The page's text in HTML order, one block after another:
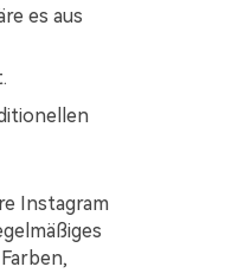
es aus
Instagram